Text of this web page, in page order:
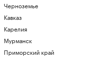
Черноземье
Кавказ
Карелия
Мурманск
Приморский край